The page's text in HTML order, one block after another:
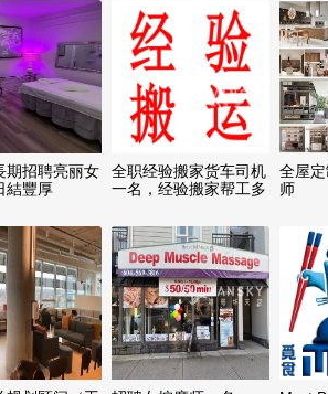
期招聘亮丽女
結豐厚
全职经验搬家货车司机
一名，经验搬家帮工多
全屋
师